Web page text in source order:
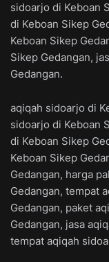
sidoarjo di Keboan
di Keboan Sikep
Keboan Sikep
Sikep Gedangan,
Gedangan.
aqiqah sidoarjo di
sidoarjo di Keboan
di Keboan Sikep
Keboan Sikep
Gedangan, harga
Gedangan, tempat
Gedangan, paket
Gedangan, jasa
tempat aqiqah